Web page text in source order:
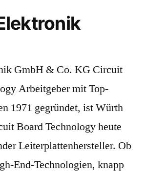
GmbH & Co. KG Circuit
Arbeitgeber mit Top-
1971 gegründet, ist Würth
Board Technology heute
Leiterplattenhersteller. Ob
End-Technologien, knapp